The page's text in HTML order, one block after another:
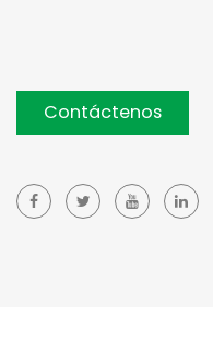
Contáctenos